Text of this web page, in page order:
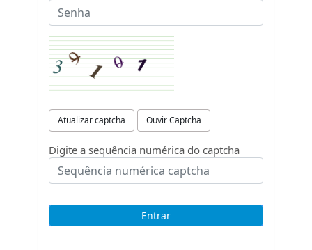
Atualizar captcha Ouvir Captcha
Digite a sequência numérica do captcha